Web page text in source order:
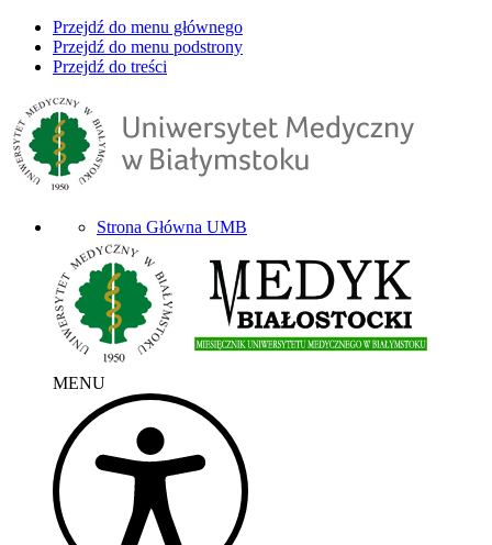
Przejdź do menu głównego
Przejdź do menu podstrony
Przejdź do treści
Strona Główna UMB
MENU